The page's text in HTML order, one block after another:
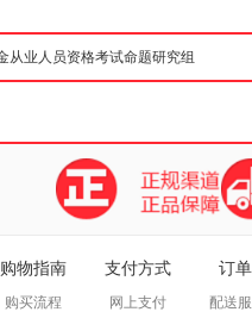
用的软件 电脑软件、手机软件
人交流群、特色等，过关更简
购物指南
购买流程
支付方式
网上支付
订
配送